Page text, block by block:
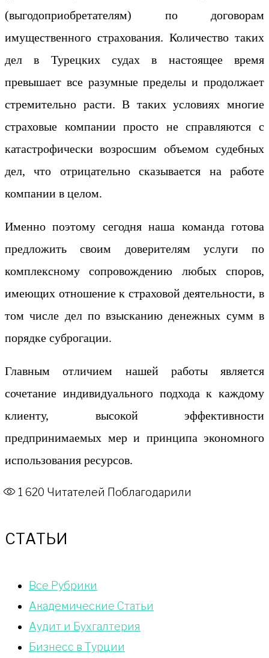
(выгодоприобретателям) по договорам
имущественного страхования. Количество таких
дел в Турецких судах в настоящее время
превышает все разумные пределы и продолжает
стремительно расти. В таких условиях многие
страховые компании просто не справляются с
катастрофически возросшим объемом судебных
дел, что отрицательно сказывается на работе
компании в целом.
Именно поэтому сегодня наша команда готова
предложить своим доверителям услуги по
комплексному сопровождению любых споров,
имеющих отношение к страховой деятельности, в
том числе дел по взысканию денежных сумм в
порядке суброгации.
Главным отличием нашей работы является
сочетание индивидуального подхода к каждому
клиенту, высокой эффективности
предпринимаемых мер и принципа экономного
использования ресурсов.
1 620 Читателей Поблагодарили
СТАТЬИ
Bce Pyбрики
Академические Статьи
Аудит и Бухгалтерия
Бизнесс в Турции